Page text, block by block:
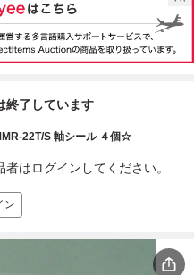
終了しています
22T/S 軸シール ４個☆
はログインしてください。
ン